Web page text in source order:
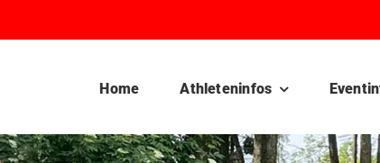
Home Athleteninfos